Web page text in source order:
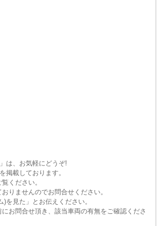
は、お気軽にどうぞ!
掲載しております。
ください。
りませんのでお問合せください。
を見た」とお伝えください。
お問合せ頂き、該当車両の有無をご確認くださ